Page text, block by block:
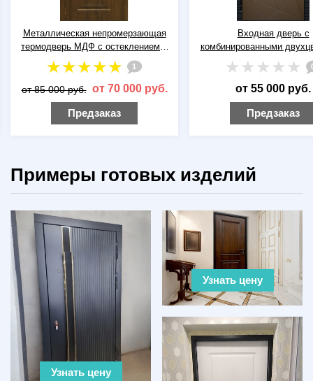
Металлическая непромерзающая
термодверь МДФ с остеклением и
решеткой
1
от 85 000 руб. от 70 000 руб.
Предзаказ
Входная дверь с
комбинированными
панелями MDF
от 55 000 руб.
Предзаказ
Примеры готовых изделий
Узнать цену
Узнать цену